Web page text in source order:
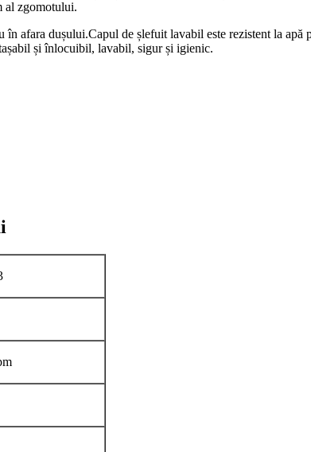
al zgomotului.
în afara dușului.Capul de șlefuit lavabil este rezistent la apă
și înlocuibil, lavabil, sigur și igienic.